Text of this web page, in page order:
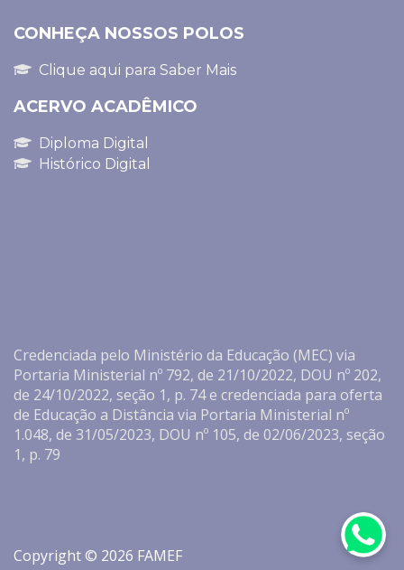
CONHEÇA NOSSOS POLOS
Clique aqui para Saber Mais
ACERVO ACADÊMICO
Diploma Digital
Histórico Digital
Credenciada pelo Ministério da Educação (MEC) via
Portaria Ministerial nº 792, de 21/10/2022, DOU nº 202,
de 24/10/2022, seção 1, p. 74 e credenciada para oferta
de Educação a Distância via Portaria Ministerial nº
1.048, de 31/05/2023, DOU nº 105, de 02/06/2023, seção
1, p. 79
Copyright © 2026 FAMEF